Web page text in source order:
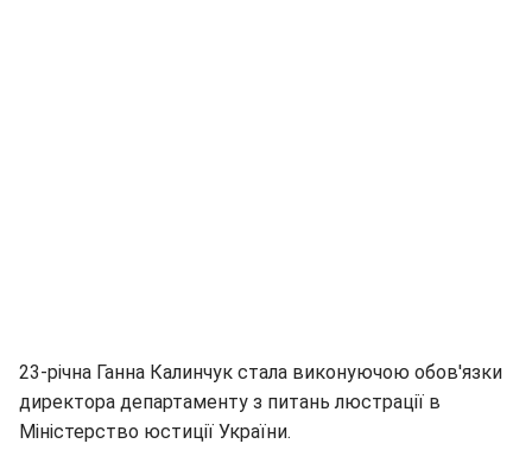
23-річна Ганна Калинчук стала виконуючою обов'язки
директора департаменту з питань люстрації в
Міністерство юстиції України.